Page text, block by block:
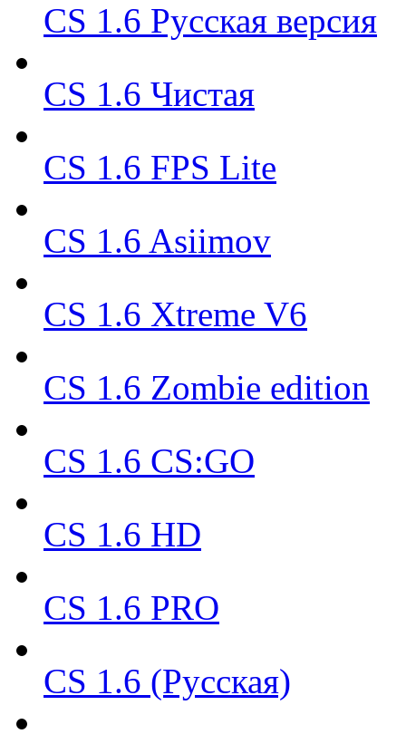
CS 1.6 Русская версия
CS 1.6 Чистая
CS 1.6 FPS Lite
CS 1.6 Asiimov
CS 1.6 Xtreme V6
CS 1.6 Zombie edition
CS 1.6 CS:GO
CS 1.6 HD
CS 1.6 PRO
CS 1.6 (Русская)